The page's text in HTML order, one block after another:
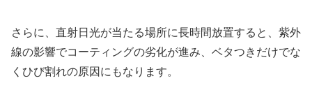
さらに、直射日光が当たる場所に長時間放置すると、紫外
線の影響でコーティングの劣化が進み、ベタつきだけでな
くひび割れの原因にもなります。